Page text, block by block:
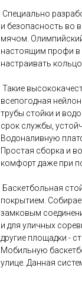
Специально
и безопасность во
мячом.
настоящим профи в
настраивать
Такие
всепогодная
трубы стойки и
срок службы,
Водоналивную
Простая сборка и
комфорт даже при
Баскетбольная
покрытием.
замковым
и для уличных
другие площадки -
Мобильную
улице. Данная